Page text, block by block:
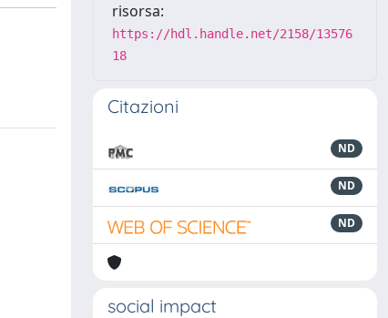
risorsa:
https://hdl.handle.net/2158/13576
18
Citazioni
ND
ND
ND
social impact